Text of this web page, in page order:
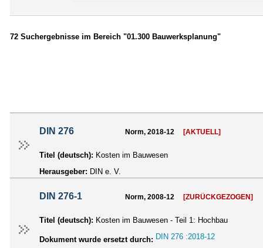
72 Suchergebnisse im Bereich "01.300 Bauwerksplanung"
DIN 276 Norm, 2018-12 [AKTUELL]
Titel (deutsch): Kosten im Bauwesen
Herausgeber: DIN e. V.
DIN 276-1 Norm, 2008-12 [ZURÜCKGEZOGEN]
Titel (deutsch): Kosten im Bauwesen - Teil 1: Hochbau
Dokument wurde ersetzt durch: DIN 276 :2018-12